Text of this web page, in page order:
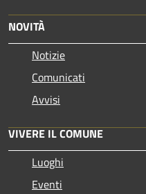
NOVITÀ
Notizie
Comunicati
Avvisi
VIVERE IL COMUNE
Luoghi
Eventi